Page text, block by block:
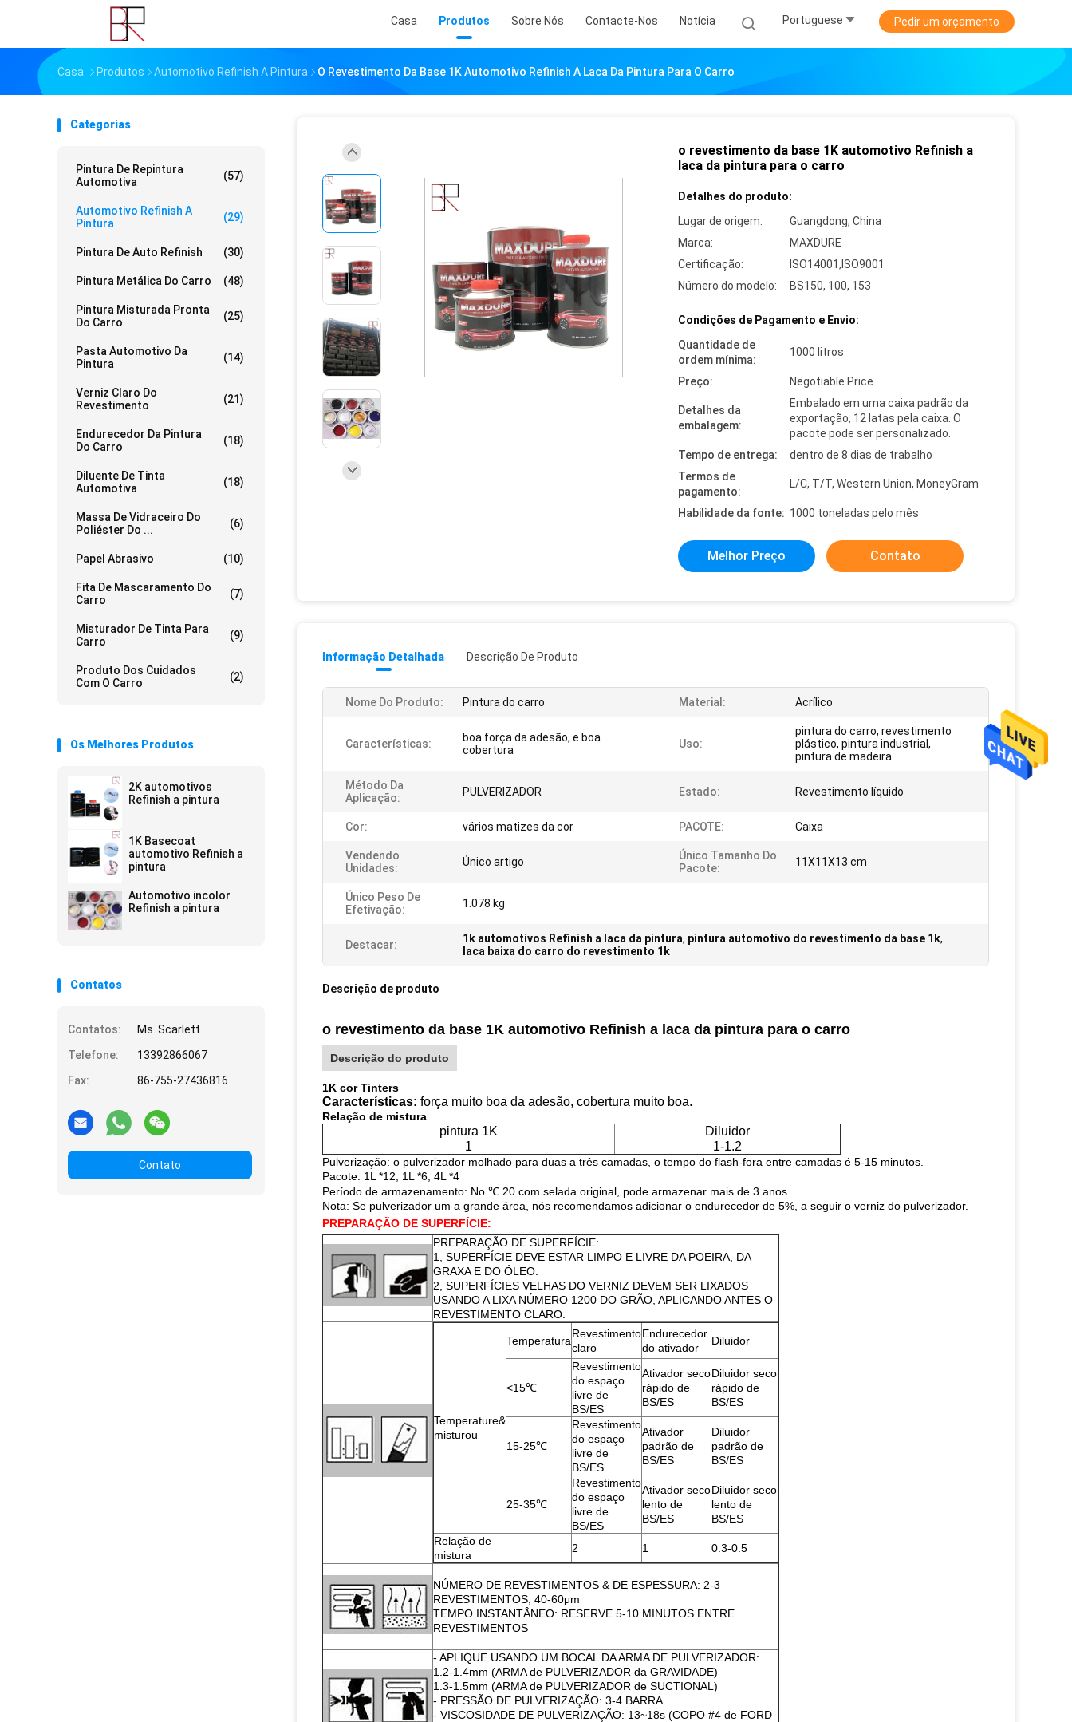
Casa Produtos Sobre Nós Contacte-Nos Notícia Portuguese Pedir um orçamento
Casa Produtos Automotivo Refinish A Pintura O Revestimento Da Base 1K Automotivo Refinish A Laca Da Pintura Para O Carro
Categorias
Pintura De Repintura
Automotiva
(57)
Automotivo Refinish A
Pintura
(29)
Pintura De Auto Refinish (30)
Pintura Metálica Do Carro (48)
Pintura Misturada Pronta
Do Carro
(25)
Pasta Automotivo Da
Pintura
(14)
Verniz Claro Do
Revestimento
(21)
Endurecedor Da Pintura
Do Carro
(18)
Diluente De Tinta
Automotiva
(18)
Massa De Vidraceiro Do
Poliéster Do ...
(6)
Papel Abrasivo (10)
Fita De Mascaramento Do
Carro
(7)
Misturador De Tinta Para
Carro
(9)
Produto Dos Cuidados
Com O Carro
(2)
Os Melhores Produtos
2K automotivos
Refinish a pintura
1K Basecoat
automotivo Refinish a
pintura
Automotivo incolor
Refinish a pintura
Contatos
Contatos:
Ms. Scarlett
Telefone:
13392866067
Fax:
86-755-27436816
Contato
o revestimento da base 1K automotivo Refinish a
laca da pintura para o carro
Detalhes do produto:
Lugar de origem:
Guangdong, China
Marca:
MAXDURE
Certificação:
ISO14001,ISO9001
Número do modelo:
BS150, 100, 153
Condições de Pagamento e Envio:
Quantidade de
ordem mínima:
1000 litros
Preço: Negotiable Price
Detalhes da
embalagem:
Embalado em uma caixa padrão da
exportação, 12 latas pela caixa. O
pacote pode ser personalizado.
Tempo de entrega:
dentro de 8 dias de trabalho
Termos de
pagamento:
L/C, T/T, Western Union, MoneyGram
Habilidade da fonte: 1000 toneladas pelo mês
Melhor Preço Contato
Informação Detalhada Descrição De Produto
Nome Do Produto: Pintura do carro Material: Acrílico
Características:
boa força da adesão, e boa
cobertura
Uso:
pintura do carro, revestimento
plástico, pintura industrial,
pintura de madeira
Método Da
Aplicação:
PULVERIZADOR Estado: Revestimento líquido
Cor: vários matizes da cor PACOTE: Caixa
Vendendo
Unidades:
Único artigo
Único Tamanho Do
Pacote:
11X11X13 cm
Único Peso De
Efetivação:
1.078 kg
Destacar: 1k automotivos Refinish a laca da pintura, pintura automotivo do revestimento da base 1k,
laca baixa do carro do revestimento 1k
Descrição de produto
o revestimento da base 1K automotivo Refinish a laca da pintura para o carro
Descrição do produto
1K cor Tinters
Características: força muito boa da adesão, cobertura muito boa.
Relação de mistura
pintura 1K
Diluidor
1
1-1.2
Pulverização: o pulverizador molhado para duas a três camadas, o tempo do flash-fora entre camadas é 5-15 minutos.
Pacote: 1L *12, 1L *6, 4L *4
Período de armazenamento: No ℃ 20 com selada original, pode armazenar mais de 3 anos.
Nota: Se pulverizador um a grande área, nós recomendamos adicionar o endurecedor de 5%, a seguir o verniz do pulverizador.
PREPARAÇÃO DE SUPERFÍCIE:
PREPARAÇÃO DE SUPERFÍCIE:
1, SUPERFÍCIE DEVE ESTAR LIMPO E LIVRE DA POEIRA, DA
GRAXA E DO ÓLEO.
2, SUPERFÍCIES VELHAS DO VERNIZ DEVEM SER LIXADOS
USANDO A LIXA NÚMERO 1200 DO GRÃO, APLICANDO ANTES O
REVESTIMENTO CLARO.
Temperature&
misturou
Temperatura
Revestimento
claro
Endurecedor
do ativador
Diluidor
<15℃
Revestimento
do espaço
livre de
BS/ES
Ativador seco
rápido de
BS/ES
Diluidor seco
rápido de
BS/ES
15-25℃
Revestimento
do espaço
livre de
BS/ES
Ativador
padrão de
BS/ES
Diluidor
padrão de
BS/ES
25-35℃
Revestimento
do espaço
livre de
BS/ES
Ativador seco
lento de
BS/ES
Diluidor seco
lento de
BS/ES
Relação de
mistura
2 1 0.3-0.5
NÚMERO DE REVESTIMENTOS & DE ESPESSURA: 2-3
REVESTIMENTOS, 40-60μm
TEMPO INSTANTÂNEO: RESERVE 5-10 MINUTOS ENTRE
REVESTIMENTOS
- APLIQUE USANDO UM BOCAL DA ARMA DE PULVERIZADOR:
1.2-1.4mm (ARMA de PULVERIZADOR da GRAVIDADE)
1.3-1.5mm (ARMA de PULVERIZADOR de SUCTIONAL)
- PRESSÃO DE PULVERIZAÇÃO: 3-4 BARRA.
- VISCOSIDADE DE PULVERIZAÇÃO: 13~18s (COPO #4 de FORD